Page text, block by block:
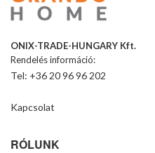
ONIX-TRADE-HUNGARY Kft.
Rendelés információ:
Tel: +36 20 96 96 202
Kapcsolat
RÓLUNK